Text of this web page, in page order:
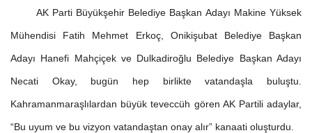
AK Parti Büyükşehir Belediye Başkan Adayı Makine Yüksek
Mühendisi Fatih Mehmet Erkoç, Onikişubat Belediye Başkan
Adayı Hanefi Mahçiçek ve Dulkadiroğlu Belediye Başkan Adayı
Necati Okay, bugün hep birlikte vatandaşla buluştu.
Kahramanmaraşlılardan büyük teveccüh gören AK Partili adaylar,
“Bu uyum ve bu vizyon vatandaştan onay alır” kanaati oluşturdu.